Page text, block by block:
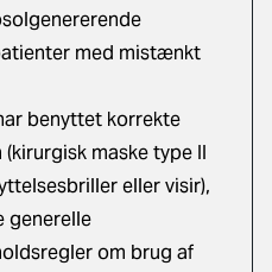
med mistænkt
benyttet korrekte
maske type II
eller visir),
generelle
om brug af